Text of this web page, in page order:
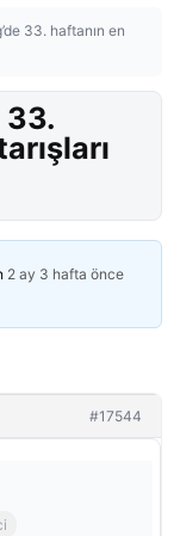
33. haftanın en
33.
2 ay 3 hafta önce
#17544